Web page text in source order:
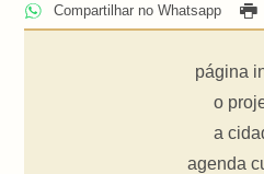
Compartilhar no Whatsapp
página
o
a
agenda